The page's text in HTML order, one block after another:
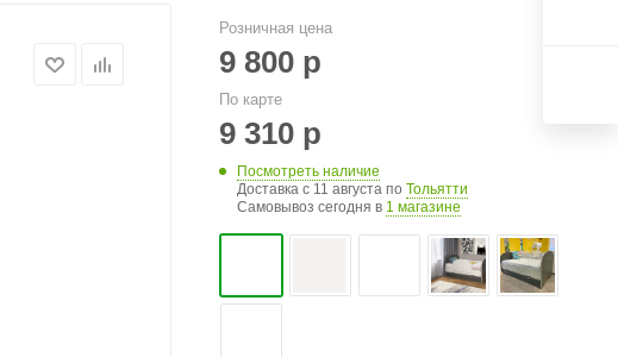
Розничная цена
9 800 р
По карте
9 310 р
Посмотреть наличие
Доставка с 11 августа по Тольятти
Самовывоз сегодня в 1 магазине